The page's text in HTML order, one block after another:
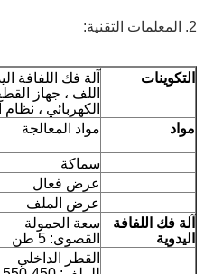
آلة فك اللفافة اليدوية ،
اللف ، جهاز القطع ،
الكهربائي ، نظام التحكم PLC
مواد المعالجة
لوح
لوح
عرض فعال
1000 مم
عرض الملف
1200 ملم
سعة الحمولة
القصوى: 5 طن
توسيع
القطر الداخلي